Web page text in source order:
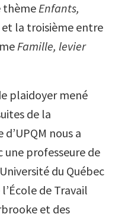
thèmeEnfants,
et la troisième entre
Famille, levier
plaidoyer mené
de la
nous a
une professeure de
du Québec
de Travail
et des